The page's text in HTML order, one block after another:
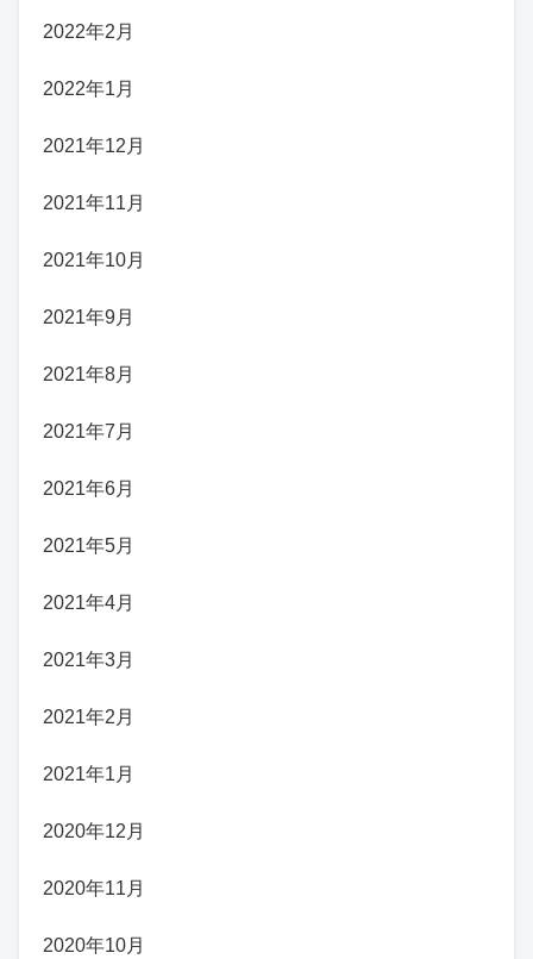
2022年2月
2022年1月
2021年12月
2021年11月
2021年10月
2021年9月
2021年8月
2021年7月
2021年6月
2021年5月
2021年4月
2021年3月
2021年2月
2021年1月
2020年12月
2020年11月
2020年10月